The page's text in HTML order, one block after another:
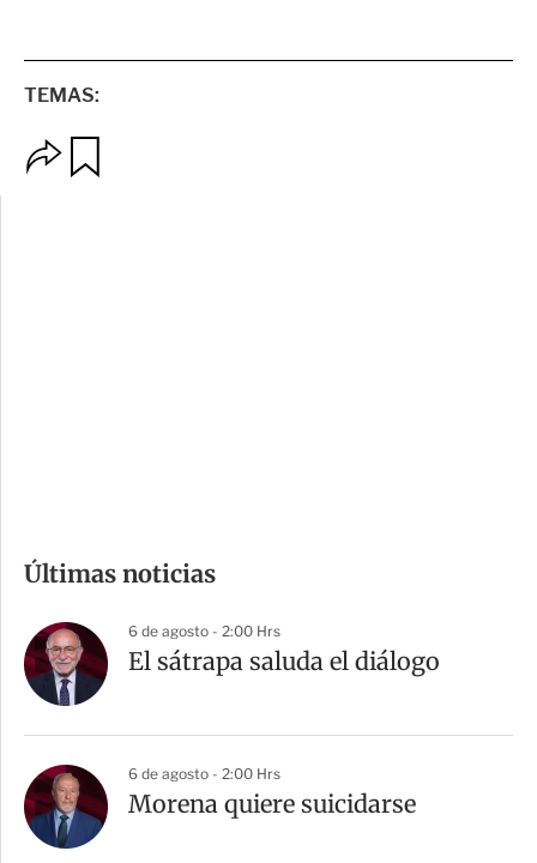
TEMAS:
p
p
a
r
t
Últimas noticias
6 de agosto - 2:00 Hrs
El sátrapa saluda el diálogo
6 de agosto - 2:00 Hrs
Morena quiere suicidarse